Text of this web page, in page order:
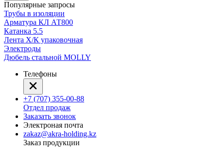
Популярные запросы
Трубы в изоляции
Арматура КЛ АТ800
Катанка 5.5
Лента Х/К упаковочная
Электроды
Дюбель стальной MOLLY
Телефоны
+7 (707) 355-00-88
Отдел продаж
Заказать звонок
Электроная почта
zakaz@akra-holding.kz
Заказ продукции